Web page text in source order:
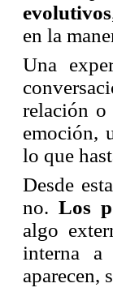
evolutivos
en la
Una
relación
emoción,
lo que
Desde
no.Los
algo
interna
aparecen,